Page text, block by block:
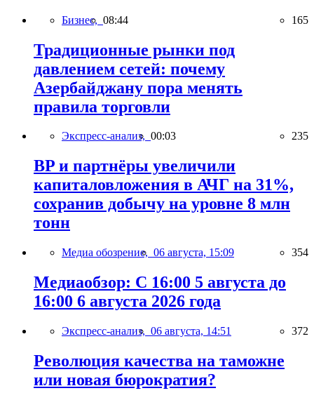
Бизнес, 08:44 165
Традиционные рынки под
давлением сетей: почему
Азербайджану пора менять
правила торговли
Экспресс-анализ, 00:03 235
BP и партнёры увеличили
капиталовложения в АЧГ на 31%,
сохранив добычу на уровне 8 млн
тонн
Медиа обозрение, 06 августа, 15:09 354
Медиаобзор: С 16:00 5 августа до
16:00 6 августа 2026 года
Экспресс-анализ, 06 августа, 14:51 372
Революция качества на таможне
или новая бюрократия?